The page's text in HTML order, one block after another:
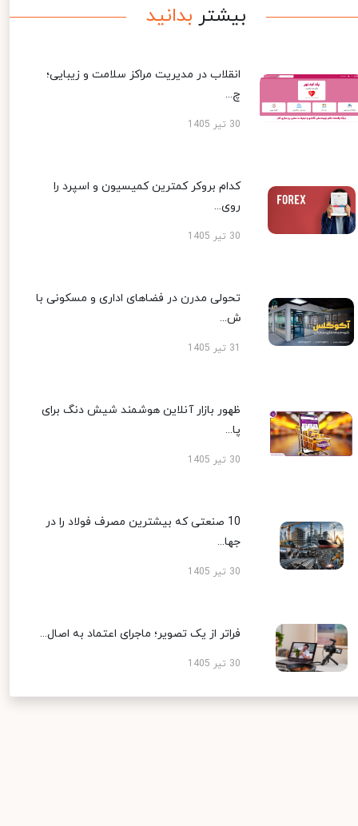
بیشتر بدانید
انقلاب در مدیریت مراکز سلامت و زیبایی؛
چ...
30 تیر 1405
کدام بروکر کمترین کمیسیون و اسپرد را
روی...
30 تیر 1405
تحولی مدرن در فضاهای اداری و مسکونی با
ش...
ظهور بازار آنلاین هوشمند شیش دنگ برای
پا...
30 تیر 1405
10 صنعتی که بیشترین مصرف فولاد را در
جها...
30 تیر 1405
فراتر از یک تصویر؛ ماجرای اعتماد به اصال...
30 تیر 1405